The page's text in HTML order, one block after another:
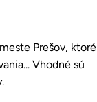
Prešov, ktoré
Vhodné sú